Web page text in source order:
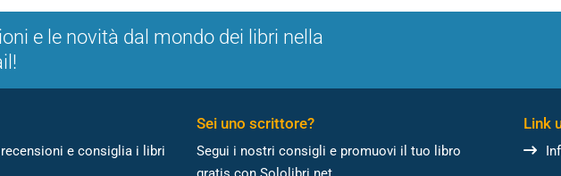
e le novità dal mondo dei libri nella
e consiglia i libri
Sei uno scrittore?
Segui i nostri consigli e promuovi il tuo libro
Link